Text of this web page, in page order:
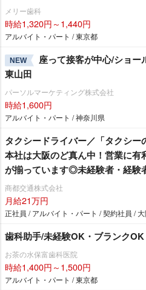
メリー歯科
時給1,320円～1,440円
アルバイト・パート / 東京都
NEW
座って接客が中心/ショー
東山田
パーソルマーケティング株式会社
時給1,600円
アルバイト・パート / 神奈川県
タクシードライバー／「タクシー
本社は大阪のど真ん中！営業に
が揃っています◎未経験者・経験
でお待ちしております！
商都交通株式会社
月給21万円
正社員 / アルバイト・パート / 契約社員 /
歯科助手/未経験OK・ブランクOK
お茶の水保富歯科医院
時給1,400円～1,500円
アルバイト・パート / 東京都